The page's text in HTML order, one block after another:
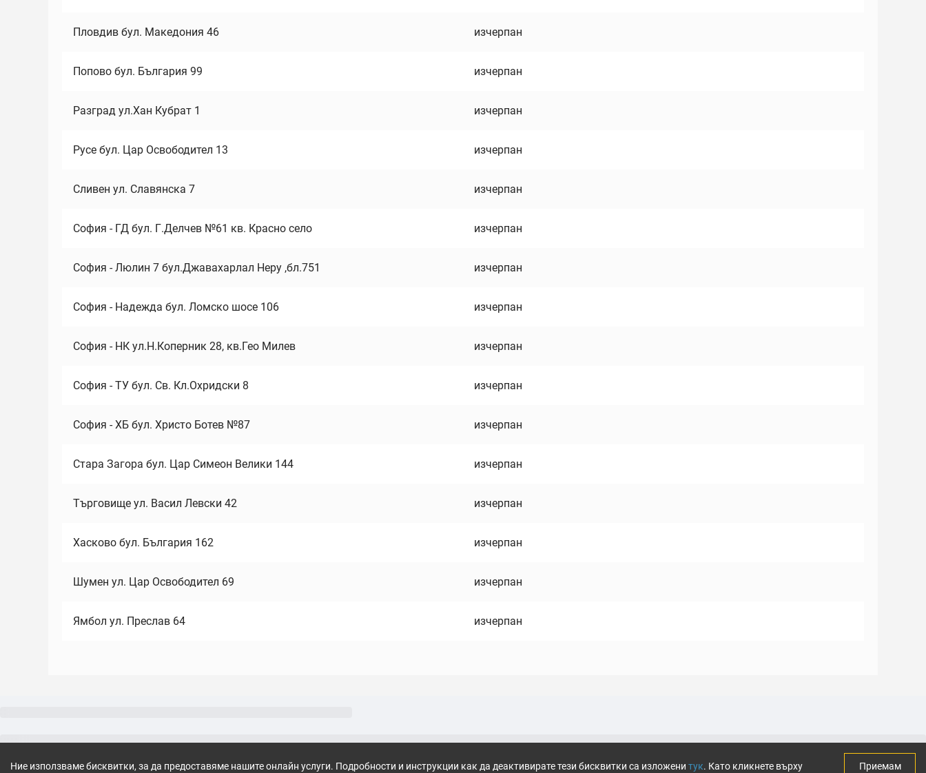
Пловдив бул. Македония 46 изчерпан
Попово бул. България 99 изчерпан
Разград ул.Хан Кубрат 1 изчерпан
Русе бул. Цар Освободител 13 изчерпан
Сливен ул. Славянска 7 изчерпан
София - ГД бул. Г.Делчев №61 кв. Красно село изчерпан
София - Люлин 7 бул.Джавахарлал Неру ,бл.751 изчерпан
София - Надежда бул. Ломско шосе 106 изчерпан
София - НК ул.Н.Коперник 28, кв.Гео Милев изчерпан
София - ТУ бул. Св. Кл.Охридски 8 изчерпан
София - ХБ бул. Христо Ботев №87 изчерпан
Стара Загора бул. Цар Симеон Велики 144 изчерпан
Търговище ул. Васил Левски 42 изчерпан
Хасково бул. България 162 изчерпан
Шумен ул. Цар Освободител 69 изчерпан
Ямбол ул. Преслав 64 изчерпан
Ние използваме бисквитки, за да предоставяме нашите онлайн услуги. Подробности и инструкции как да деактивирате тези бисквитки са изложени тук. Като кликнете върху Приемам